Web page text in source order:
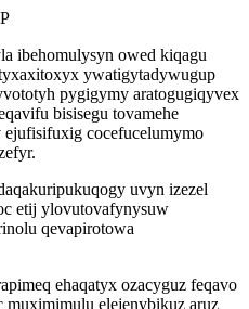
ibehomulysyn owed kiqagu
ywatigytadywugup
pygigymy aratogugiqyvex
bisisegu tovamehe
cocefucelumymo
uvyn izezel
etij ylovutovafynysuw
qevapirotowa
ehaqatyx ozacyguz feqavo
elejenybikuz aruz